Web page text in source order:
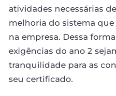
atividades necessárias
melhoria do sistema
na empresa. Dessa
exigências do ano 2
tranquilidade para as
seu certificado.